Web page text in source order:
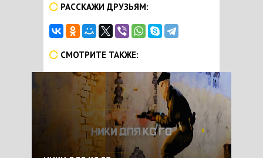
РАССКАЖИ ДРУЗЬЯМ:
СМОТРИТЕ ТАКЖЕ: